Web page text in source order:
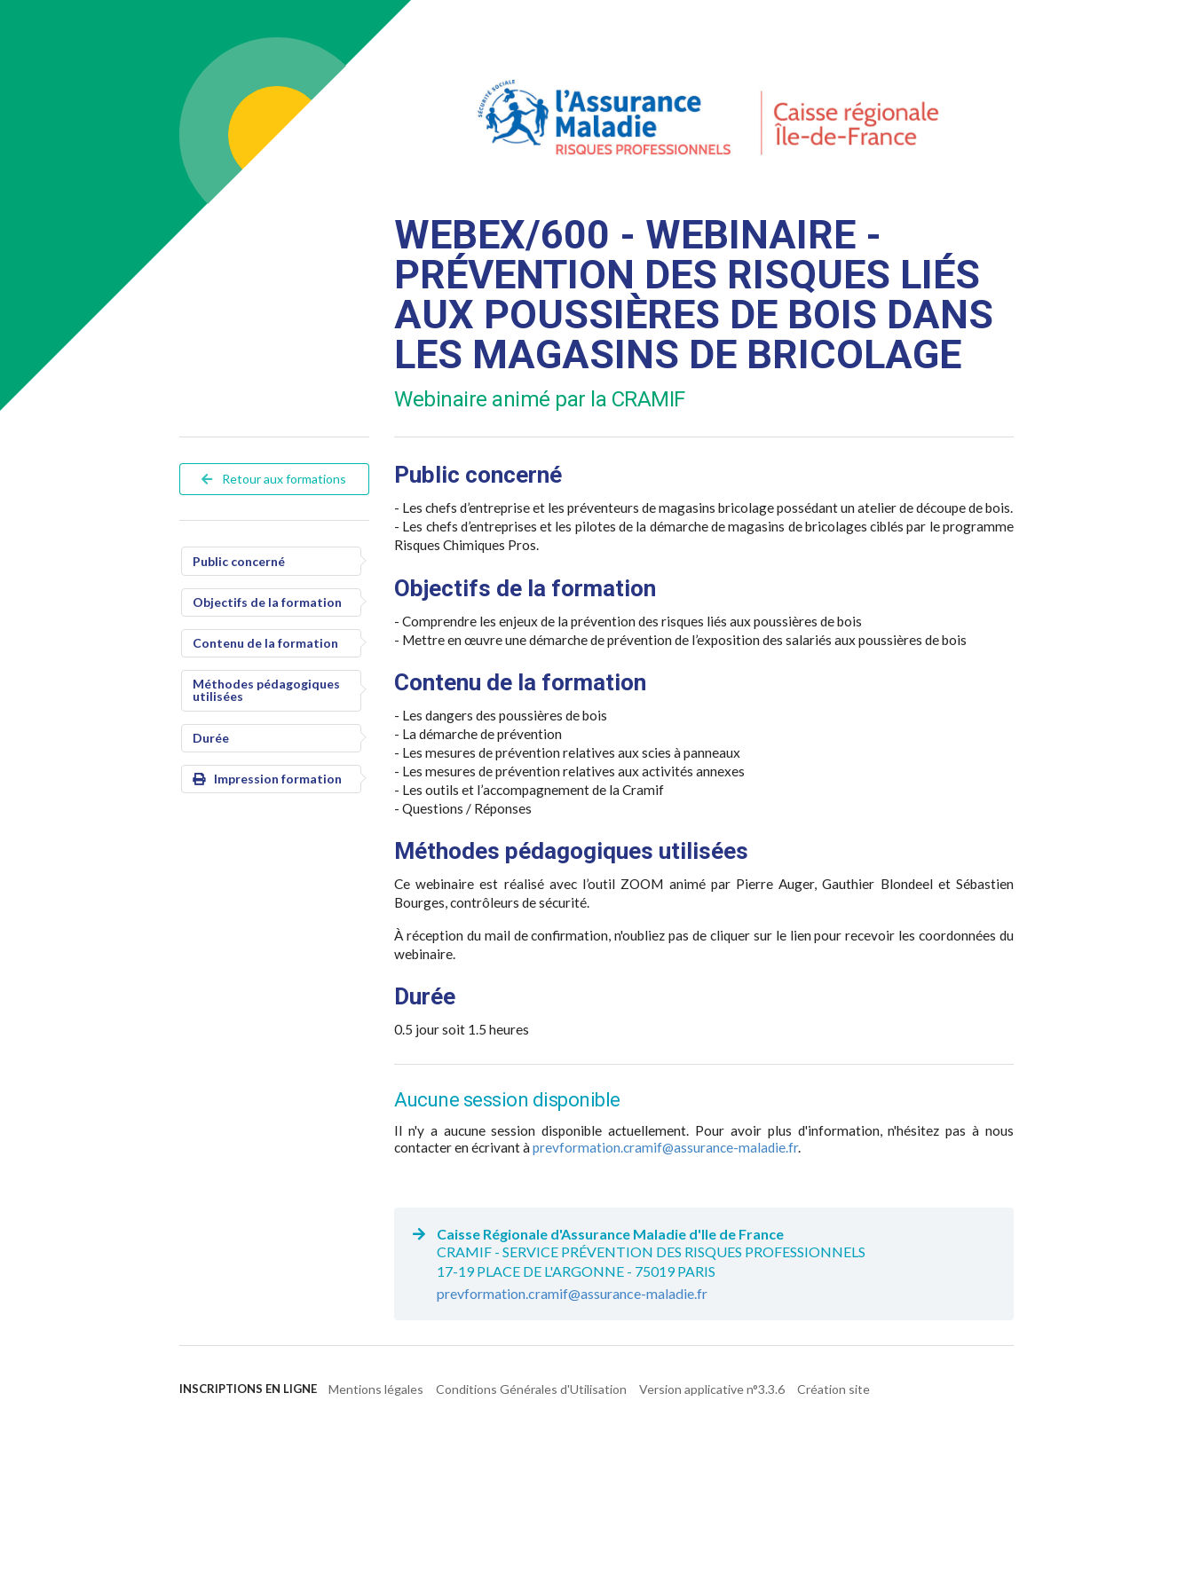
WEBEX/600 - WEBINAIRE -
PRÉVENTION DES RISQUES LIÉS
AUX POUSSIÈRES DE BOIS DANS
LES MAGASINS DE BRICOLAGE
Webinaire animé par la CRAMIF
Retour aux formations
Public concerné
Objectifs de la formation
Contenu de la formation
Méthodes pédagogiques
utilisées
Durée
Impression formation
Public concerné
- Les chefs d’entreprise et les préventeurs de magasins bricolage possédant un atelier de découpe de bois.
- Les chefs d’entreprises et les pilotes de la démarche de magasins de bricolages ciblés par le programme
Risques Chimiques Pros.
Objectifs de la formation
- Comprendre les enjeux de la prévention des risques liés aux poussières de bois
- Mettre en œuvre une démarche de prévention de l’exposition des salariés aux poussières de bois
Contenu de la formation
- Les dangers des poussières de bois
- La démarche de prévention
- Les mesures de prévention relatives aux scies à panneaux
- Les mesures de prévention relatives aux activités annexes
- Les outils et l’accompagnement de la Cramif
- Questions / Réponses
Méthodes pédagogiques utilisées
Ce webinaire est réalisé avec l’outil ZOOM animé par Pierre Auger, Gauthier Blondeel et Sébastien
Bourges, contrôleurs de sécurité.
À réception du mail de confirmation, n'oubliez pas de cliquer sur le lien pour recevoir les coordonnées du
webinaire.
Durée
0.5 jour soit 1.5 heures
Aucune session disponible
Il n'y a aucune session disponible actuellement. Pour avoir plus d'information, n'hésitez pas à nous
contacter en écrivant àprevformation.cramif@assurance-maladie.fr.
Caisse Régionale d'Assurance Maladie d'Ile de France
CRAMIF - SERVICE PRÉVENTION DES RISQUES PROFESSIONNELS
17-19 PLACE DE L'ARGONNE - 75019 PARIS
prevformation.cramif@assurance-maladie.fr
INSCRIPTIONS EN LIGNE Mentions légales Conditions Générales d'Utilisation Version applicative n°3.3.6 Création site